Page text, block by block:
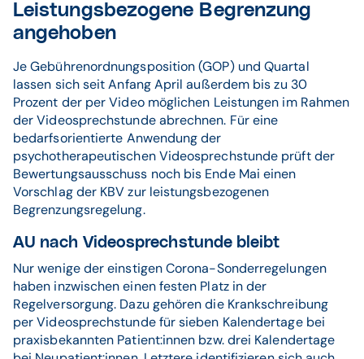
Leistungsbezogene Begrenzung
angehoben
Je Gebührenordnungsposition (GOP) und Quartal
lassen sich seit Anfang April außerdem bis zu 30
Prozent der per Video möglichen Leistungen im Rahmen
der Videosprechstunde abrechnen. Für eine
bedarfsorientierte Anwendung der
psychotherapeutischen Videosprechstunde prüft der
Bewertungsausschuss noch bis Ende Mai einen
Vorschlag der KBV zur leistungsbezogenen
Begrenzungsregelung.
AU nach Videosprechstunde bleibt
Nur wenige der einstigen Corona-Sonderregelungen
haben inzwischen einen festen Platz in der
Regelversorgung. Dazu gehören die Krankschreibung
per Videosprechstunde für sieben Kalendertage bei
praxisbekannten Patient:innen bzw. drei Kalendertage